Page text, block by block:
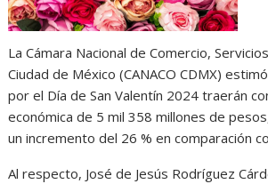
La Cámara Nacional de Comercio,
Ciudad de México (CANACO CDMX)
por el Día de San Valentín 2024 traerán
económica de 5 mil 358 millones de
un incremento del 26 % en comparación
Al respecto, José de Jesús Rodríguez